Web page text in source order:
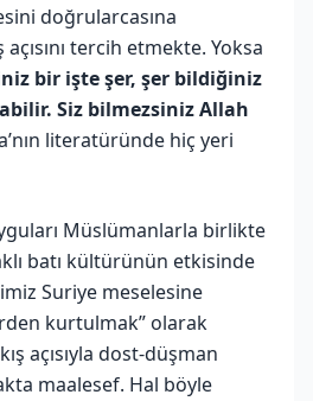
doğrularcasına
tercih etmekte. Yoksa
bir işte şer, şer bildiğiniz
Siz bilmezsiniz Allah
literatüründe hiç yeri
Müslümanlarla birlikte
batı kültürünün etkisinde
Suriye meselesine
kurtulmak” olarak
açısıyla dost-düşman
maalesef. Hal böyle